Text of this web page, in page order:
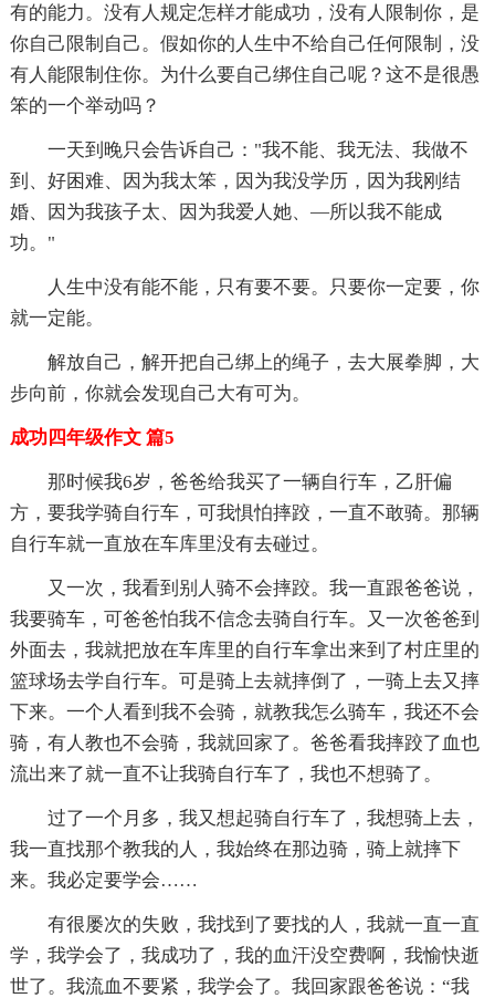
有的能力。没有人规定怎样才能成功，没有人限制你，是
你自己限制自己。假如你的人生中不给自己任何限制，没
有人能限制住你。为什么要自己绑住自己呢？这不是很愚
笨的一个举动吗？
一天到晚只会告诉自己："我不能、我无法、我做不
到、好困难、因为我太笨，因为我没学历，因为我刚结
婚、因为我孩子太、因为我爱人她、—所以我不能成
功。"
人生中没有能不能，只有要不要。只要你一定要，你
就一定能。
解放自己，解开把自己绑上的绳子，去大展拳脚，大
步向前，你就会发现自己大有可为。
成功四年级作文 篇5
那时候我6岁，爸爸给我买了一辆自行车，乙肝偏
方，要我学骑自行车，可我惧怕摔跤，一直不敢骑。那辆
自行车就一直放在车库里没有去碰过。
又一次，我看到别人骑不会摔跤。我一直跟爸爸说，
我要骑车，可爸爸怕我不信念去骑自行车。又一次爸爸到
外面去，我就把放在车库里的自行车拿出来到了村庄里的
篮球场去学自行车。可是骑上去就摔倒了，一骑上去又摔
下来。一个人看到我不会骑，就教我怎么骑车，我还不会
骑，有人教也不会骑，我就回家了。爸爸看我摔跤了血也
流出来了就一直不让我骑自行车了，我也不想骑了。
过了一个月多，我又想起骑自行车了，我想骑上去，
我一直找那个教我的人，我始终在那边骑，骑上就摔下
来。我必定要学会……
有很屡次的失败，我找到了要找的人，我就一直一直
学，我学会了，我成功了，我的血汗没空费啊，我愉快逝
世了。我流血不要紧，我学会了。我回家跟爸爸说：“我